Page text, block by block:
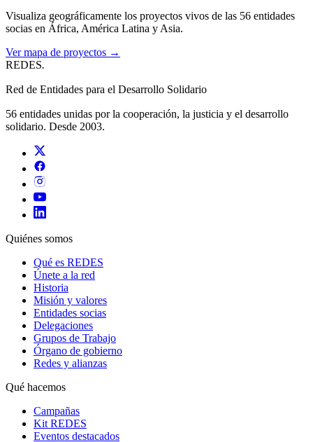
Visualiza geográficamente los proyectos vivos de las 56 entidades
socias en África, América Latina y Asia.
Ver mapa de proyectos →
REDES.
Red de Entidades para el Desarrollo Solidario
56 entidades unidas por la cooperación, la justicia y el desarrollo
solidario. Desde 2003.
Quiénes somos
Qué es REDES
Únete a la red
Historia
Misión y valores
Entidades socias
Delegaciones
Grupos de Trabajo
Órgano de gobierno
Redes y alianzas
Qué hacemos
Campañas
Kit REDES
Eventos destacados